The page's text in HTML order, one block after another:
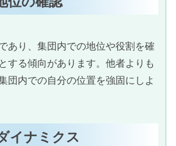
あり、集団内での地位や役割を確
する傾向があります。他者よりも
団内での自分の位置を強固にしよ
イナミクス